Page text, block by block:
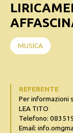
MUSICA
REFERENTE
Per informazioni
LEA TITO
Telefono:
Email: